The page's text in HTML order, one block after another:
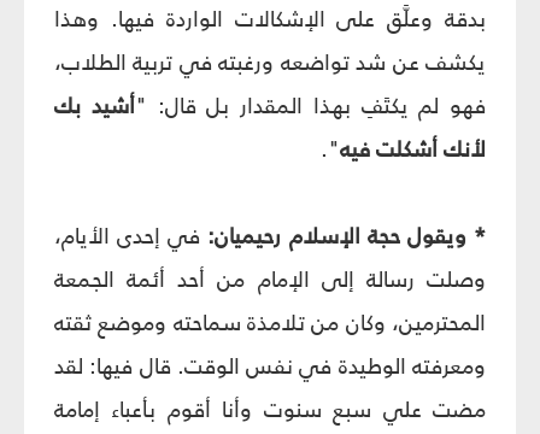
بدقة وعلَّق على الإشكالات الواردة فيها. وهذا
يكشف عن شد تواضعه ورغبته في تربية الطلاب،
فهو لم يكتَفِ بهذا المقدار بل قال: "أشيد بك
لأنك أشكلت فيه".
* ويقول حجة الإسلام رحيميان: في إحدى الأيام،
وصلت رسالة إلى الإمام من أحد أئمة الجمعة
المحترمين، وكان من تلامذة سماحته وموضع ثقته
ومعرفته الوطيدة في نفس الوقت. قال فيها: لقد
مضت علي سبع سنوت وأنا أقوم بأعباء إمامة